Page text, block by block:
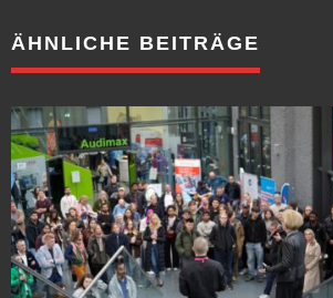
ÄHNLICHE BEITRÄGE